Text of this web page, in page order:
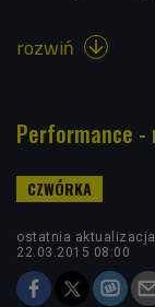
rozwiń 
Performance -
ostatnia
22.03.2015 08:00